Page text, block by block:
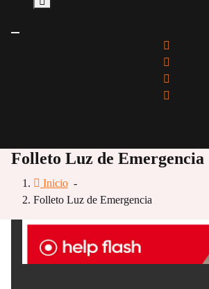
Folleto Luz de Emergencia
Inicio -
Folleto Luz de Emergencia